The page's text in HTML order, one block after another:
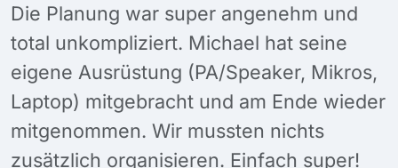
Die Planung war super angenehm und
total unkompliziert. Michael hat seine
eigene Ausrüstung (PA/Speaker, Mikros,
Laptop) mitgebracht und am Ende wieder
mitgenommen. Wir mussten nichts
zusätzlich organisieren. Einfach super!